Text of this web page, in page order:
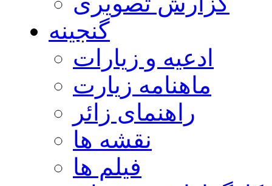
گنجینه
ادعیه و زیارات
ماهنامه زیارت
راهنمای زائر
نقشه ها
فیلم ها